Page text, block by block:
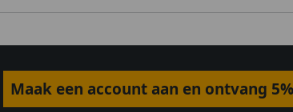
Maak een account aan en ontvang